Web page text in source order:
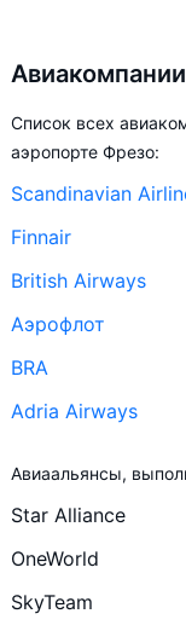
Список всех
аэропорте Фрезо:
Scandinavian
Finnair
British Airways
Аэрофлот
BRA
Adria Airways
Авиаальянсы,
Star Alliance
OneWorld
SkyTeam